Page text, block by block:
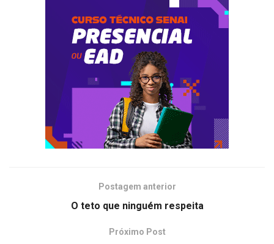
Postagem anterior
O teto que ninguém respeita
Próximo Post